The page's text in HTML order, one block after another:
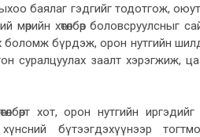
баялаг гэдгийг тодотгож,
хөтөлбөр боловсруулсныг
боломж бүрдэж, орон нутгийн
суралцуулах заалт хэрэгжиж,
хот, орон нутгийн
бүтээгдэхүүнээр